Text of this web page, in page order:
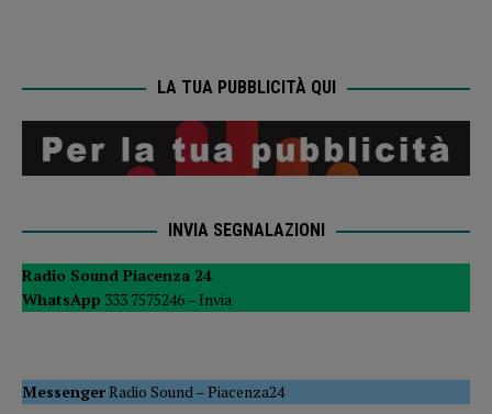
LA TUA PUBBLICITÀ QUI
INVIA SEGNALAZIONI
Radio Sound Piacenza 24
WhatsApp 333 7575246 – Invia
MessengerRadio Sound–Piacenza24